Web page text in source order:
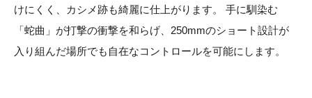
けにくく、カシメ跡も綺麗に仕上がります。 手に馴染む
「蛇曲」が打撃の衝撃を和らげ、250mmのショート設計が
入り組んだ場所でも自在なコントロールを可能にします。